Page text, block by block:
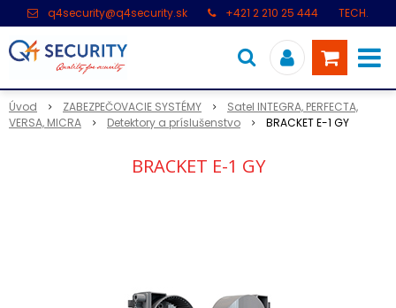
q4security@q4security.sk +421 2 210 25 444
TECH.
Úvod ZABEZPEČOVACIE SYSTÉMY
Satel INTEGRA, PERFECTA,
VERSA, MICRA
Detektory a príslušenstvo BRACKET E-1 GY
BRACKET E-1 GY